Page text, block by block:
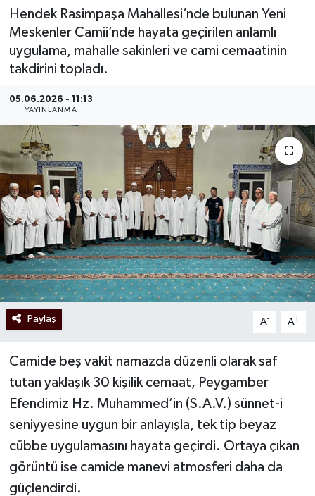
Hendek Rasimpaşa Mahallesi’nde bulunan Yeni
Meskenler Camii’nde hayata geçirilen anlamlı
uygulama, mahalle sakinleri ve cami cemaatinin
takdirini topladı.
05.06.2026 - 11:13
YAYINLANMA
Paylaş A- A+
Camide beş vakit namazda düzenli olarak saf
tutan yaklaşık 30 kişilik cemaat, Peygamber
Efendimiz Hz. Muhammed’in (S.A.V.) sünnet-i
seniyyesine uygun bir anlayışla, tek tip beyaz
cübbe uygulamasını hayata geçirdi. Ortaya çıkan
görüntü ise camide manevi atmosferi daha da
güçlendirdi.
Son Dakika Haberleri
Haber Arşivi